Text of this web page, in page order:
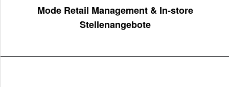
Mode Retail Management & In-store
Stellenangebote